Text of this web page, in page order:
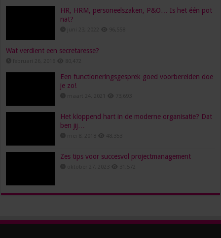
HR, HRM, personeelszaken, P&O… Is het één pot
nat?
Wat verdient een secretaresse?
Een functioneringsgesprek goed voorbereiden doe
je zo!
Het kloppend hart in de moderne organisatie? Dat
ben jij…
Zes tips voor succesvol projectmanagement